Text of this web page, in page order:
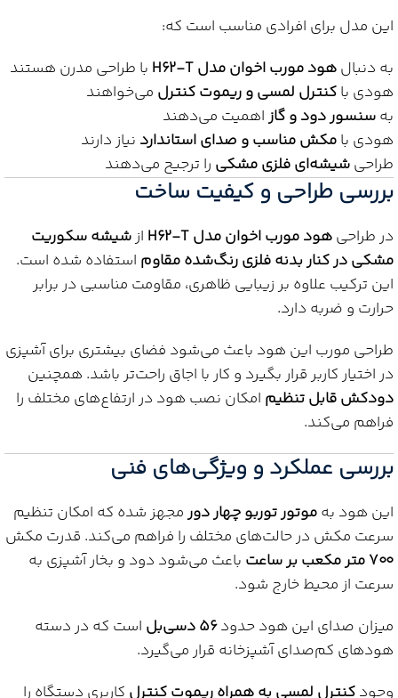
این مدل برای افرادی مناسب است که:
به دنبالهود مورب اخوان مدل H62-T
با طراحی مدرن هستند
هودی باکنترل لمسی و ریموت کنترل می‌خواهند
بهسنسور دود و گازاهمیت می‌دهند
هودی بامکش مناسب و صدای استاندارد نیاز دارند
طراحیشیشه‌ای فلزی مشکی را ترجیح می‌دهند
بررسی طراحی و کیفیت ساخت
در طراحیهود مورب اخوان مدل H62-T ازشیشه سکوریت
مشکی در کنار بدنه فلزی رنگ‌شده مقاوم استفاده شده است.
این ترکیب علاوه بر زیبایی ظاهری، مقاومت مناسبی در برابر
حرارت و ضربه دارد.
طراحی مورب این هود باعث می‌شود فضای بیشتری برای آشپزی
در اختیار کاربر قرار بگیرد و کار با اجاق راحت‌تر باشد. همچنین
دودکش قابل تنظیم امکان نصب هود در ارتفاع‌های مختلف را
فراهم می‌کند.
بررسی عملکرد و ویژگی‌های فنی
این هود بهموتور توربو چهار دورمجهز شده که امکان تنظیم
سرعت مکش در حالت‌های مختلف را فراهم می‌کند. قدرت مکش
۷۰۰ متر مکعب بر ساعت
باعث می‌شود دود و بخار آشپزی به
سرعت از محیط خارج شود.
میزان صدای این هود حدود۵۶ دسی‌بل
است که در دسته
هودهای کم‌صدای آشپزخانه قرار می‌گیرد.
وجودکنترل لمسی به همراه ریموت کنترل کاربری دستگاه را